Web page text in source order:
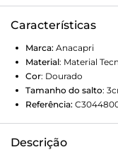
Características
Marca: Anacapri
Material: Material
Cor: Dourado
Tamanho do salto:
Referência:
Descrição